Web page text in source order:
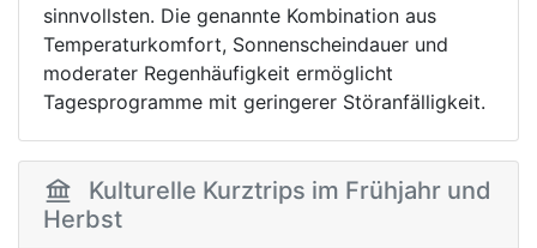
sinnvollsten. Die genannte Kombination aus
Temperaturkomfort, Sonnenscheindauer und
moderater Regenhäufigkeit ermöglicht
Tagesprogramme mit geringerer Störanfälligkeit.
Kulturelle Kurztrips im Frühjahr und
Herbst